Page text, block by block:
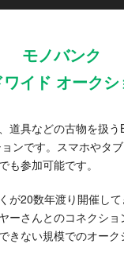
モノバンク
イド オーク
道具などの古物を扱う
ンです。スマホやタ
も参加可能です。
が20数年渡り開催し
ーさんとのコネクシ
きない規模でのオーク